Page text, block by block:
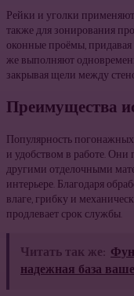
Рейки и уголки
также для зонирования
оконные проёмы,
же выполняют
закрывая щели между
Преимущества
Популярность
и удобством в работе.
другими отделочными
интерьере. Благодаря
влаге, грибку и
продлевает срок службы.
Читать так же:
надежная база